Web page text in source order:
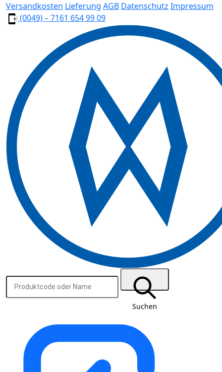
Versandkosten Lieferung AGB Datenschutz Impressum
(0049) – 7161 654 99 09
Suchen